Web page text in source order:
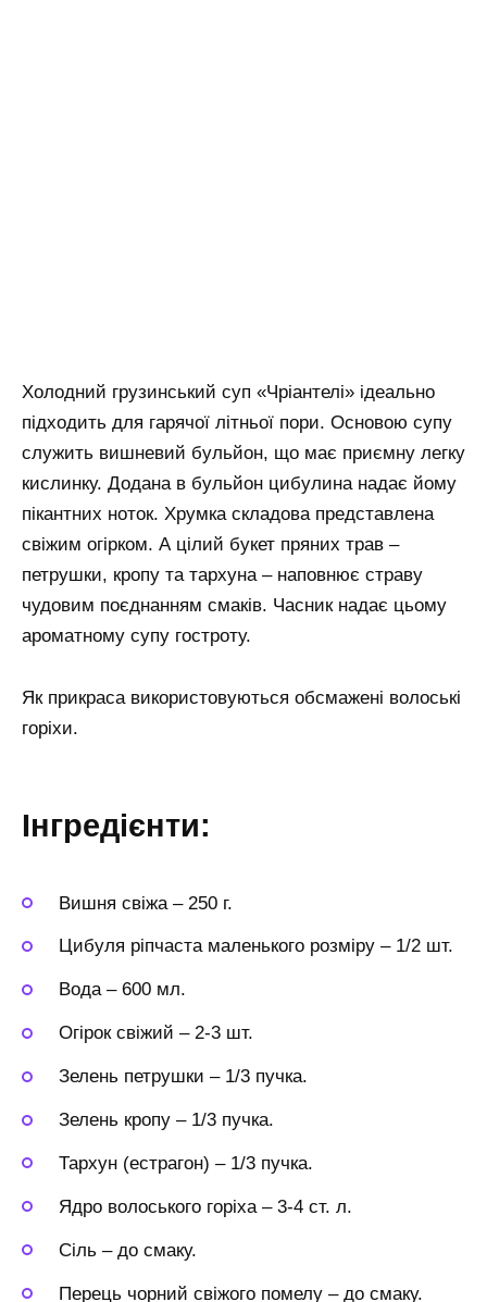
Холодний грузинський суп «Чріантелі» ідеально
підходить для гарячої літньої пори. Основою супу
служить вишневий бульйон, що має приємну легку
кислинку. Додана в бульйон цибулина надає йому
пікантних ноток. Хрумка складова представлена
свіжим огірком. А цілий букет пряних трав –
петрушки, кропу та тархуна – наповнює страву
чудовим поєднанням смаків. Часник надає цьому
ароматному супу гостроту.
Як прикраса використовуються обсмажені волоські
горіхи.
Інгредієнти:
Вишня свіжа – 250 г.
Цибуля ріпчаста маленького розміру – 1/2 шт.
Вода– 600 мл.
Огірок свіжий – 2-3 шт.
Зелень петрушки – 1/3 пучка.
Зелень кропу – 1/3 пучка.
Тархун (естрагон) – 1/3 пучка.
Ядро волоського горіха – 3-4 ст. л.
Сіль – до смаку.
Перець чорний свіжого помелу – до смаку.